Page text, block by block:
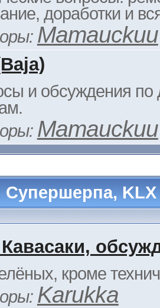
доработки и
Mamauckuu
и обсуждения
Mamauckuu
Супершерпа,
кроме
Karukka